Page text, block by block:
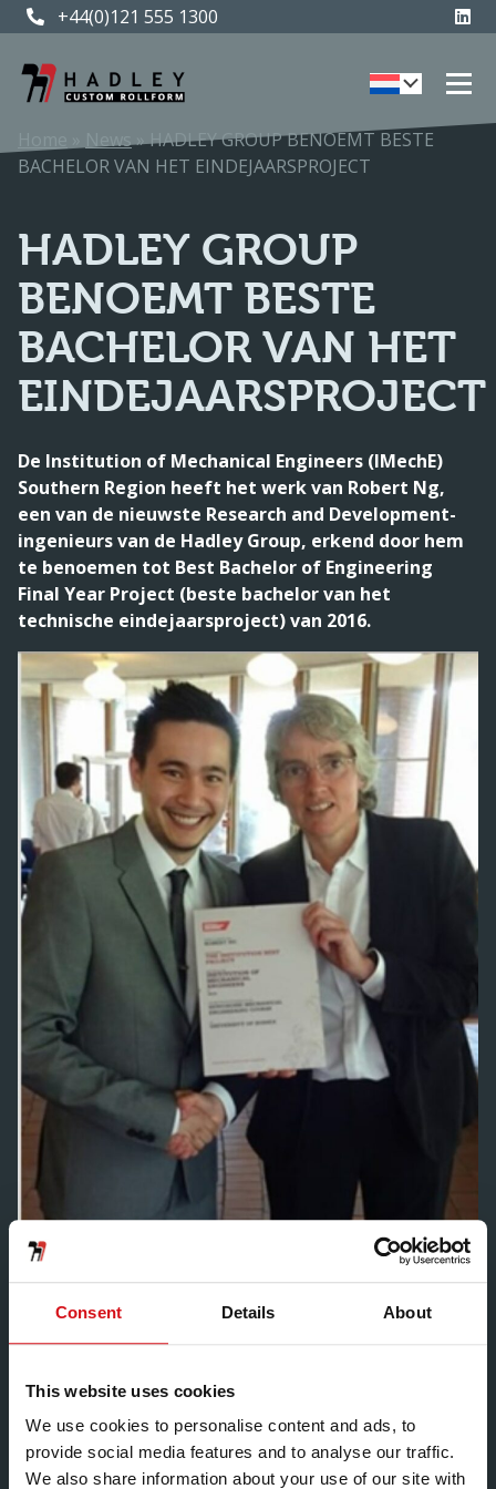
Consent Details About
This website uses cookies
We use cookies to personalise content and ads, to
provide social media features and to analyse our traffic.
We also share information about your use of our site with
+44(0)121 555 1300
News»HADLEY GROUP BENOEMT BESTE
BACHELOR VAN HET EINDEJAARSPROJECT
HADLEY GROUP
BENOEMT BESTE
BACHELOR VAN HET
EINDEJAARSPROJECT
De Institution of Mechanical Engineers (IMechE)
Southern Region heeft het werk van Robert Ng,
een van de nieuwste Research and Development-
ingenieurs van de Hadley Group, erkend door hem
te benoemen tot Best Bachelor of Engineering
Final Year Project (beste bachelor van het
technische eindejaarsproject) van 2016.
Southern Region heeft het werk van Robert Ng, een
van de nieuwste Research and Development-
benoemen tot Best Bachelor of Engineering Final Year
Project (beste bachelor van het technische
eindejaarsproject) van 2016.Robert Ng is afgestudeerd
aan de Universiteit van Sussex, na het